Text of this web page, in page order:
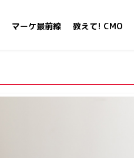
マーケ最前線 教えて! CMO